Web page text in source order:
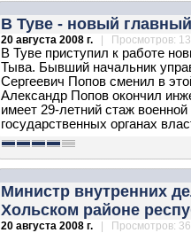
В Туве - новый
20 августа 2008 г. | Просмотров:
В Туве приступил к работе
Тыва. Бывший начальник
Сергеевич Попов сменил в
Александр Попов окончил
имеет 29-летний стаж
государственных органах
Министр внутренних
Хольском районе
20 августа 2008 г. | Просмотров: